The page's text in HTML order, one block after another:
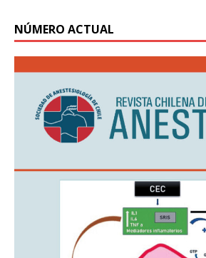
NÚMERO ACTUAL